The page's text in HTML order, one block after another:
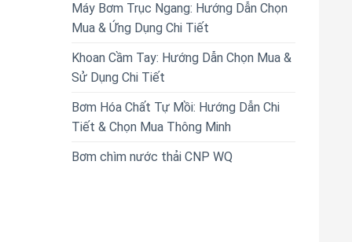
Máy Bơm Trục Ngang: Hướng Dẫn Chọn
Mua & Ứng Dụng Chi Tiết
Khoan Cầm Tay: Hướng Dẫn Chọn Mua &
Sử Dụng Chi Tiết
Bơm Hóa Chất Tự Mồi: Hướng Dẫn Chi
Tiết & Chọn Mua Thông Minh
Bơm chìm nước thải CNP WQ